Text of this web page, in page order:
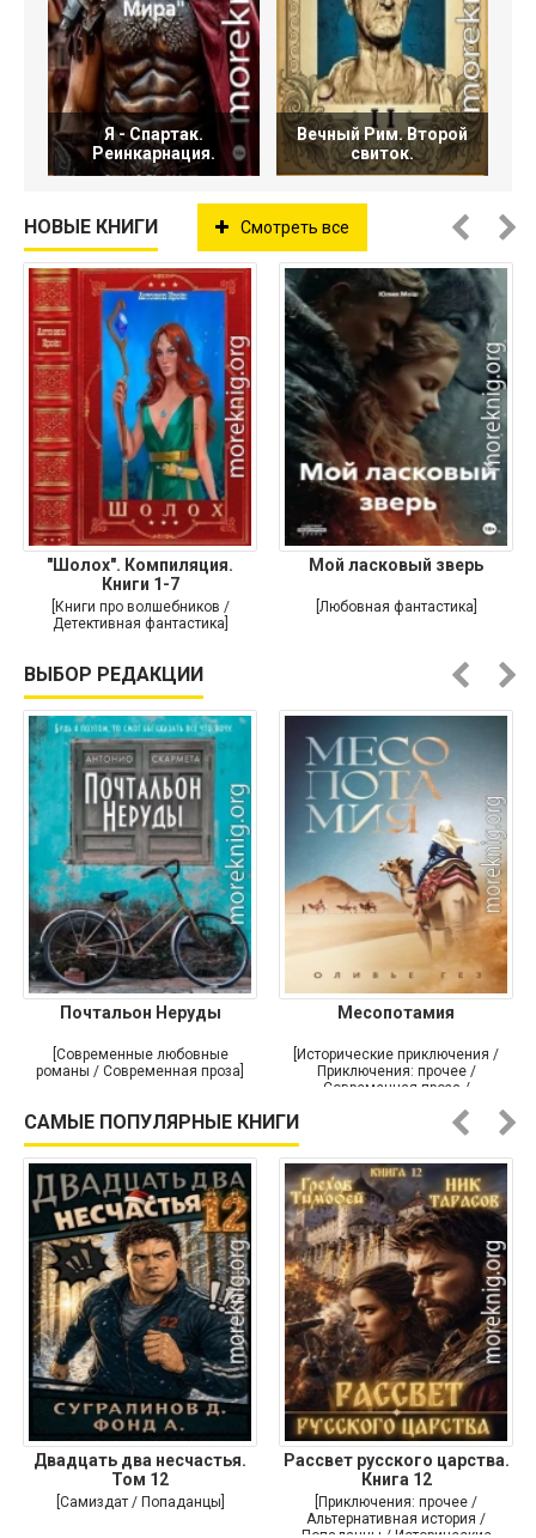
Я - Спартак.
Реинкарнация.
Вечный Рим. Второй
свиток.
НОВЫЕ КНИГИ Смотреть все
"Шолох". Компиляция.
Книги 1-7
[Книги про волшебников /
Детективная фантастика]
Мой ласковый зверь
[Любовная фантастика]
ВЫБОР РЕДАКЦИИ
Почтальон Неруды
[Современные любовные
романы / Современная проза]
Месопотамия
[Исторические приключения /
Приключения: прочее /
Современная проза /
САМЫЕ ПОПУЛЯРНЫЕ КНИГИ
Двадцать два несчастья.
Том 12
[Самиздат / Попаданцы]
Рассвет русского царства.
Книга 12
[Приключения: прочее /
Альтернативная история /